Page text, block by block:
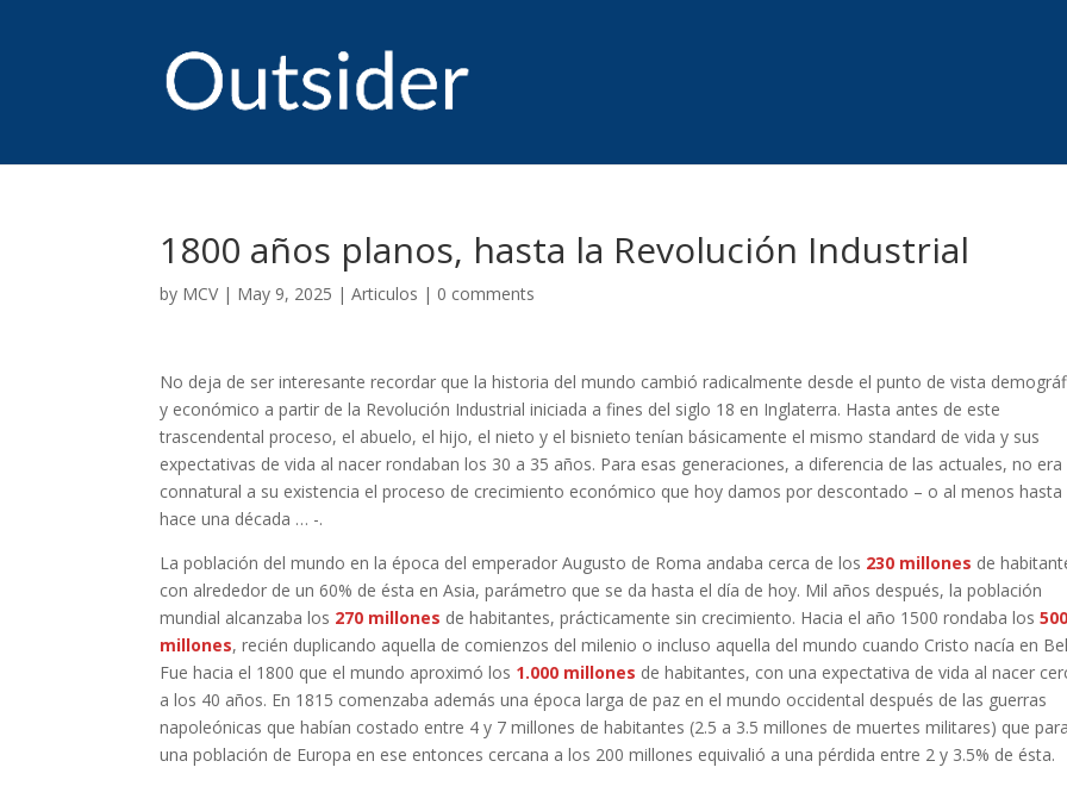
1800 años planos, hasta la Revolución Industrial
by MCV| May 9, 2025 |Articulos | 0 comments
No deja de ser interesante recordar que la historia del mundo cambió radicalmente desde el punto de vista
y económico a partir de la Revolución Industrial iniciada a fines del siglo 18 en Inglaterra. Hasta antes de este
trascendental proceso, el abuelo, el hijo, el nieto y el bisnieto tenían básicamente el mismo standard de vida y sus
expectativas de vida al nacer rondaban los 30 a 35 años. Para esas generaciones, a diferencia de las actuales, no era
connatural a su existencia el proceso de crecimiento económico que hoy damos por descontado – o al menos hasta
hace una década … -.
La población del mundo en la época del emperador Augusto de Roma andaba cerca de los 230 millones de
con alrededor de un 60% de ésta en Asia, parámetro que se da hasta el día de hoy. Mil años después, la población
mundial alcanzaba los 270 millones de habitantes, prácticamente sin crecimiento. Hacia el año 1500 rondaba los
millones, recién duplicando aquella de comienzos del milenio o incluso aquella del mundo cuando Cristo nacía en
Fue hacia el 1800 que el mundo aproximó los 1.000 millones de habitantes, con una expectativa de vida al nacer
a los 40 años. En 1815 comenzaba además una época larga de paz en el mundo occidental después de las guerras
napoleónicas que habían costado entre 4 y 7 millones de habitantes (2.5 a 3.5 millones de muertes militares) que
una población de Europa en ese entonces cercana a los 200 millones equivalió a una pérdida entre 2 y 3.5% de ésta.